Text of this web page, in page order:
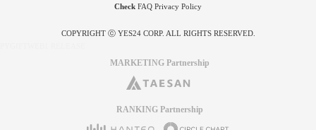
Check FAQ Privacy Policy
COPYRIGHT ⓒ YES24 CORP. ALL RIGHTS RESERVED.
MARKETING Partnership
RANKING Partnership